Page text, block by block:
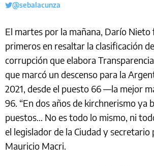
@sebalacunza
El martes por la mañana, Darío Nieto
primeros en resaltar la clasificación
corrupción que elabora
que marcó un descenso para la
2021, desde el puesto 66 —la mejor
96. “En dos años de kirchnerismo ya
puestos… No es todo lo mismo, ni
el legislador de la Ciudad y secretario
Mauricio Macri.